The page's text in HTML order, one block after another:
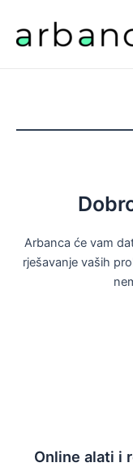
content
Arbanca će vam
rješavanje vaših
Online alati i